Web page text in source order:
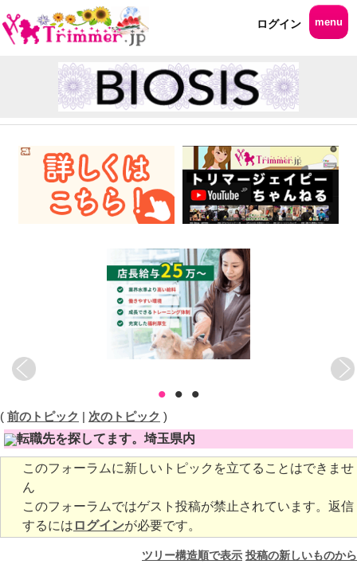
ログイン menu
• • •
( 前のトピック | 次のトピック )
転職先を探してます。埼玉県内
このフォーラムに新しいトピックを立てることはできませ
ん
このフォーラムではゲスト投稿が禁止されています。返信
するには ログインが必要です。
ツリー構造順で表示 投稿の新しいものから